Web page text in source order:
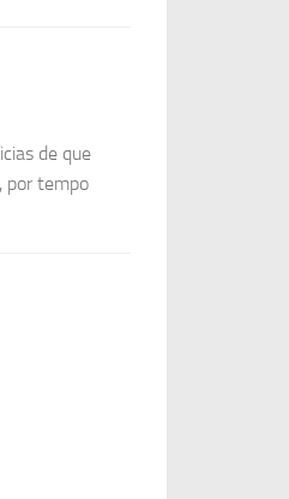
de que
por tempo